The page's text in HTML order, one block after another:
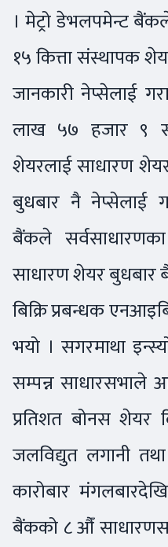
। मेट्रो डेभलपमेन्ट
१५ कित्ता संस्थापक
जानकारी नेप्सेलाई
लाख ५७ हजार ९
शेयरलाई साधारण
बुधबार नै नेप्सेलाई
बैंकले
साधारण शेयर बुधबार
बिक्रि प्रबन्धक
भयो । सगरमाथा
सम्पन्न साधारसभाले
प्रतिशत बोनस शेयर
जलविद्युत लगानी
कारोबार
बैंकको ८ औँ